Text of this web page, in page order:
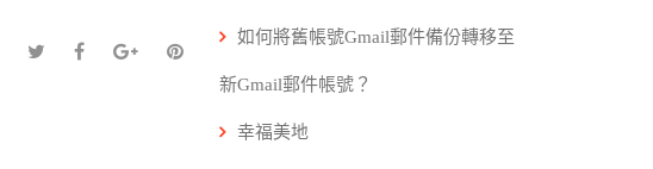
如何將舊帳號Gmail郵件備份轉移至
新Gmail郵件帳號？
幸福美地